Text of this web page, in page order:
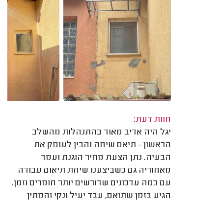
חוות דעת:
יגל היה אדיב מאוד בהתנהלות מהשלב
הראשון - תיאם שיחה והבין לעומק את
הבעיה. נתן הצעת מחיר הוגנת ועמד
מאחוריה גם כשביצענו שיחת תיאום עבודה
עם כמה עדכונים שדורשים יותר חומרים וזמן.
הגיע בזמן שתואם, עבד יעיל ונקי והמתין